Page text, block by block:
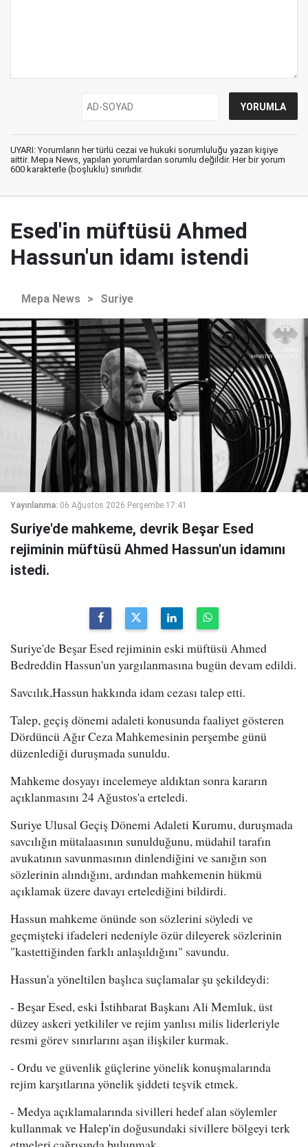
UYARI: Yorumların her türlü cezai ve hukuki sorumluluğu yazan kişiye
aittir. Mepa News, yapılan yorumlardan sorumlu değildir. Her bir yorum
600 karakterle (boşluklu) sınırlıdır.
Esed'in müftüsü Ahmed
Hassun'un idamı istendi
Mepa News > Suriye
Yayınlanma: 06 Ağustos 2026 Perşembe 17:41
Suriye'de mahkeme, devrik Beşar Esed
rejiminin müftüsü Ahmed Hassun'un idamını
istedi.
Suriye'de Beşar Esed rejiminin eski müftüsü Ahmed
Bedreddin Hassun'un yargılanmasına bugün devam edildi.
Savcılık,Hassun hakkında idam cezası talep etti.
Talep, geçiş dönemi adaleti konusunda faaliyet gösteren
Dördüncü Ağır Ceza Mahkemesinin perşembe günü
düzenlediği duruşmada sunuldu.
Mahkeme dosyayı incelemeye aldıktan sonra kararın
açıklanmasını 24 Ağustos'a erteledi.
Suriye Ulusal Geçiş Dönemi Adaleti Kurumu, duruşmada
savcılığın mütalaasının sunulduğunu, müdahil tarafın
avukatının savunmasının dinlendiğini ve sanığın son
sözlerinin alındığını, ardından mahkemenin hükmü
açıklamak üzere davayı ertelediğini bildirdi.
Hassun mahkeme önünde son sözlerini söyledi ve
geçmişteki ifadeleri nedeniyle özür dileyerek sözlerinin
"kastettiğinden farklı anlaşıldığını" savundu.
Hassun'a yöneltilen başlıca suçlamalar şu şekildeydi:
- Beşar Esed, eski İstihbarat Başkanı Ali Memluk, üst
düzey askeri yetkililer ve rejim yanlısı milis liderleriyle
resmi görev sınırlarını aşan ilişkiler kurmak.
- Ordu ve güvenlik güçlerine yönelik konuşmalarında
rejim karşıtlarına yönelik şiddeti teşvik etmek.
- Medya açıklamalarında sivilleri hedef alan söylemler
kullanmak ve Halep'in doğusundaki sivillere bölgeyi terk